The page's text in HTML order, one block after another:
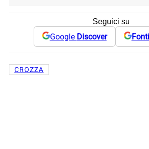
Seguici su
Google Discover
CROZZA